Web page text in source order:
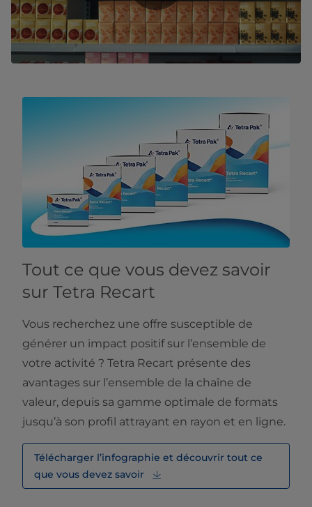
Tout ce que vous devez savoir
sur Tetra Recart
Vous recherchez une offre susceptible de
générer un impact positif sur l’ensemble de
votre activité ? Tetra Recart présente des
avantages sur l’ensemble de la chaîne de
valeur, depuis sa gamme optimale de formats
jusqu’à son profil attrayant en rayon et en ligne.
Télécharger l’infographie et découvrir tout ce
que vous devez savoir